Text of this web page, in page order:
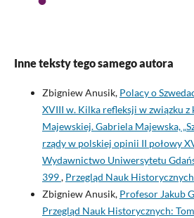
Inne teksty tego samego autora
Zbigniew Anusik, Polacy o
XVIII w. Kilka refleksji w związku z
Majewskiej. Gabriela Majewska,
rządy w polskiej opinii II połowy
Wydawnictwo Uniwersytetu
399, Przegląd Nauk
Zbigniew Anusik, Profesor Jakub
Przegląd Nauk Historycznych: